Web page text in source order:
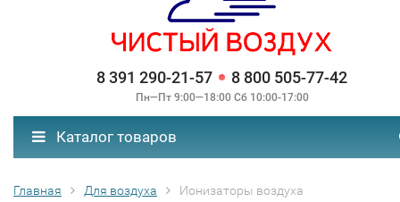
8 391 290-21-57 8 800 505-77-42
Пн—Пт 9:00—18:00 Сб 10:00-17:00
Каталог товаров
Главная Для воздуха Ионизаторы воздуха